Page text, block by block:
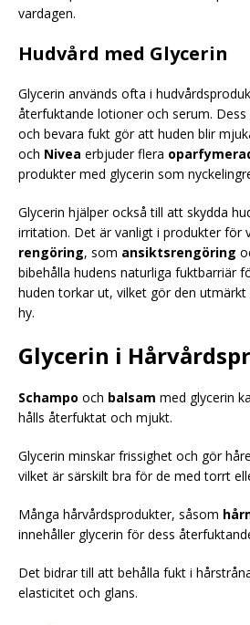
vardagen.
Hudvård med Glycerin
Glycerin används ofta i
återfuktande lotioner och serum.
och bevara fukt gör att huden blir
och Nivea erbjuder flera
produkter med glycerin som
Glycerin hjälper också till att skydda
irritation. Det är vanligt i produkter för
rengöring, som ansiktsrengöring
bibehålla hudens naturliga fuktbarriär
huden torkar ut, vilket gör den utmärkt
hy.
Glycerin i
Schampo och balsam med glycerin
hålls återfuktat och mjukt.
Glycerin minskar frissighet och gör
vilket är särskilt bra för de med torrt
Många hårvårdsprodukter, såsom
innehåller glycerin för dess
Det bidrar till att behålla fukt i
elasticitet och glans.